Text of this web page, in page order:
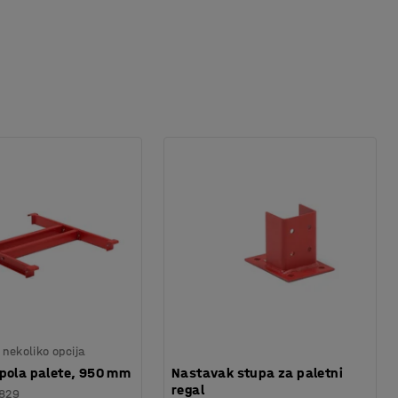
nekoliko opcija
palete, 950 mm
Nastavak stupa za paletni
regal